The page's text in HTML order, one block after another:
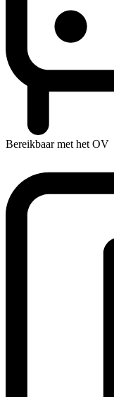
Bereikbaar met het OV